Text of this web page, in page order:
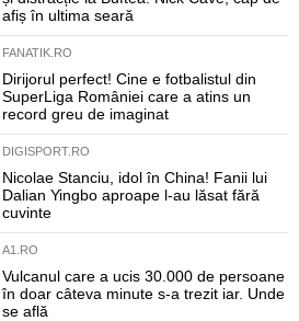
afiș în ultima seară
FANATIK.RO
Dirijorul perfect! Cine e fotbalistul din
SuperLiga României care a atins un
record greu de imaginat
DIGISPORT.RO
Nicolae Stanciu, idol în China! Fanii lui
Dalian Yingbo aproape l-au lăsat fără
cuvinte
A1.RO
Vulcanul care a ucis 30.000 de persoane
în doar câteva minute s-a trezit iar. Unde
se află